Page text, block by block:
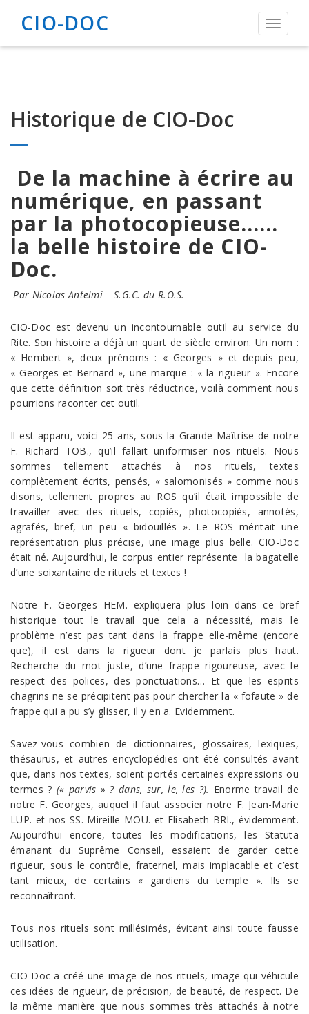
Toggle
CIO-DOC
Historique de CIO-Doc
De la machine à écrire au
numérique, en passant
par la photocopieuse……
la belle histoire de CIO-
Doc.
Par Nicolas Antelmi – S.G.C. du R.O.S.
CIO-Doc est devenu un incontournable outil au service du
Rite. Son histoire a déjà un quart de siècle environ. Un nom :
« Hembert », deux prénoms : « Georges » et depuis peu,
« Georges et Bernard », une marque : « la rigueur ». Encore
que cette définition soit très réductrice, voilà comment nous
pourrions raconter cet outil.
Il est apparu, voici 25 ans, sous la Grande Maîtrise de notre
F. Richard TOB., qu’il fallait uniformiser nos rituels. Nous
sommes tellement attachés à nos rituels, textes
complètement écrits, pensés, « salomonisés » comme nous
disons, tellement propres au ROS qu’il était impossible de
travailler avec des rituels, copiés, photocopiés, annotés,
agrafés, bref, un peu « bidouillés ». Le ROS méritait une
représentation plus précise, une image plus belle. CIO-Doc
était né. Aujourd’hui, le corpus entier représente la bagatelle
d’une soixantaine de rituels et textes !
Notre F. Georges HEM. expliquera plus loin dans ce bref
historique tout le travail que cela a nécessité, mais le
problème n’est pas tant dans la frappe elle-même (encore
que), il est dans la rigueur dont je parlais plus haut.
Recherche du mot juste, d’une frappe rigoureuse, avec le
respect des polices, des ponctuations… Et que les esprits
chagrins ne se précipitent pas pour chercher la « fofaute » de
frappe qui a pu s’y glisser, il y en a. Evidemment.
Savez-vous combien de dictionnaires, glossaires, lexiques,
thésaurus, et autres encyclopédies ont été consultés avant
que, dans nos textes, soient portés certaines expressions ou
termes ? (« parvis » ? dans, sur, le, les ?). Enorme travail de
notre F. Georges, auquel il faut associer notre F. Jean-Marie
LUP. et nos SS. Mireille MOU. et Elisabeth BRI., évidemment.
Aujourd’hui encore, toutes les modifications, les Statuta
émanant du Suprême Conseil, essaient de garder cette
rigueur, sous le contrôle, fraternel, mais implacable et c’est
tant mieux, de certains « gardiens du temple ». Ils se
reconnaîtront.
Tous nos rituels sont millésimés, évitant ainsi toute fausse
utilisation.
CIO-Doc a créé une image de nos rituels, image qui véhicule
ces idées de rigueur, de précision, de beauté, de respect. De
la même manière que nous sommes très attachés à notre